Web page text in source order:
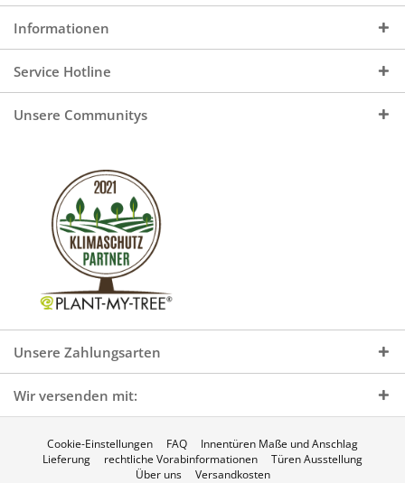
Informationen
Service Hotline
Unsere Communitys
Unsere Zahlungsarten
Wir versenden mit:
Cookie-Einstellungen FAQ
Innentüren Maße und Anschlag
Lieferung
rechtliche Vorabinformationen
Türen Ausstellung
Über uns
Versandkosten